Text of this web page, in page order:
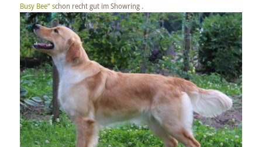
Busy Bee“ schon recht gut im Showring .